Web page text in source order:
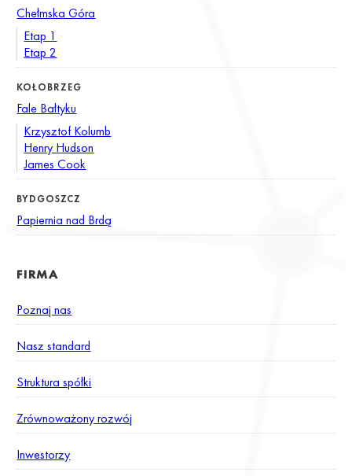
Chełmska Góra
Etap 1
Etap 2
KOŁOBRZEG
Fale Bałtyku
Krzysztof Kolumb
Henry Hudson
James Cook
BYDGOSZCZ
Papiernia nad Brdą
FIRMA
Poznaj nas
Nasz standard
Struktura spółki
Zrównoważony rozwój
Inwestorzy